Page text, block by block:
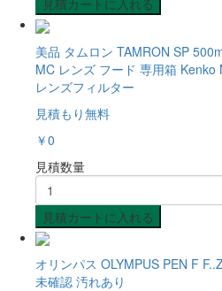
見積カートに入れる
美品 タムロン TAMRON SP
MC レンズ フード 専用箱
レンズフィルター
見積もり無料
￥0
見積数量
見積カートに入れる
オリンパス OLYMPUS PEN F
未確認 汚れあり